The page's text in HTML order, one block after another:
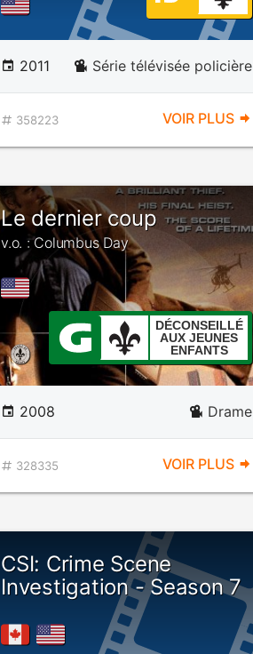
2011 Série télévisée policière
358223 VOIR PLUS
Le dernier coup
v.o. : Columbus Day
DÉCONSEILLÉ
AUX JEUNES
ENFANTS
2008 Drame
328335 VOIR PLUS
CSI: Crime Scene
Investigation - Season 7